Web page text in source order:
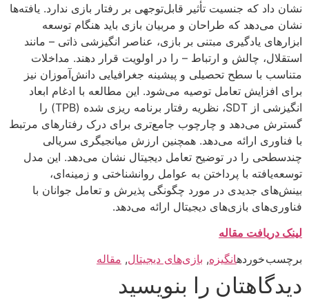
نشان داد که جنسیت تأثیر قابل‌توجهی بر رفتار بازی ندارد. یافته‌ها
نشان می‌دهد که طراحان و مربیان بازی باید هنگام توسعه
ابزارهای یادگیری مبتنی بر بازی، عناصر انگیزشی ذاتی – مانند
استقلال، چالش و ارتباط – را در اولویت قرار دهند. مداخلات
متناسب با سطح تحصیلی و پیشینه جغرافیایی دانش‌آموزان نیز
برای افزایش تعامل توصیه می‌شود. این مطالعه با ادغام ابعاد
انگیزشی از SDT، نظریه رفتار برنامه ریزی شده (TPB) را
گسترش می‌دهد و چارچوب جامع‌تری برای درک رفتارهای مرتبط
با فناوری ارائه می‌دهد. همچنین ارزش میانجیگری سریالی
چندسطحی را در توضیح تعامل دیجیتال نشان می‌دهد. این مدل
توسعه‌یافته با پرداختن به عوامل روانشناختی و زمینه‌ای،
بینش‌های جدیدی در مورد چگونگی پذیرش و تعامل جوانان با
فناوری‌های بازی‌های دیجیتال ارائه می‌دهد.
لینک دریافت مقاله
برچسب خوردهانگیزه, بازی‌های دیجیتال, مقاله
دیدگاهتان را بنویسید